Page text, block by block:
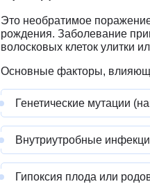
Это необратимое
рождения. Заболевание
волосковых клеток улитки
Основные факторы,
Генетические мутации
Внутриутробные
Гипоксия плода или